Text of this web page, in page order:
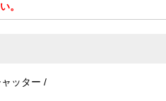
。
ッター /